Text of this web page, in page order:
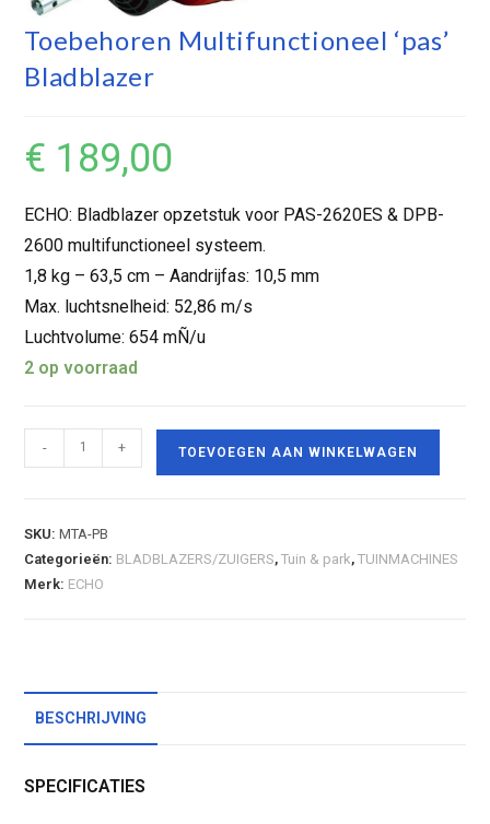
Toebehoren Multifunctioneel ‘pas’
Bladblazer
€ 189,00
ECHO: Bladblazer opzetstuk voor PAS-2620ES & DPB-
2600 multifunctioneel systeem.
1,8 kg – 63,5 cm – Aandrijfas: 10,5 mm
Max. luchtsnelheid: 52,86 m/s
Luchtvolume: 654 mÑ/u
2 op voorraad
- + TOEVOEGEN AAN WINKELWAGEN
SKU:MTA-PB
Categorieën: BLADBLAZERS/ZUIGERS,Tuin & park,TUINMACHINES
Merk: ECHO
BESCHRIJVING
SPECIFICATIES